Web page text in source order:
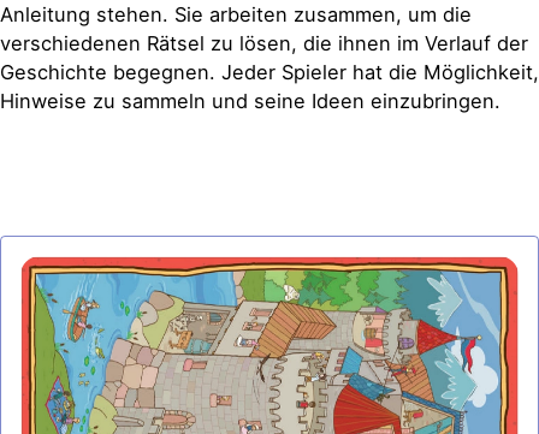
Anleitung stehen. Sie arbeiten zusammen, um die
verschiedenen Rätsel zu lösen, die ihnen im Verlauf der
Geschichte begegnen. Jeder Spieler hat die Möglichkeit,
Hinweise zu sammeln und seine Ideen einzubringen.